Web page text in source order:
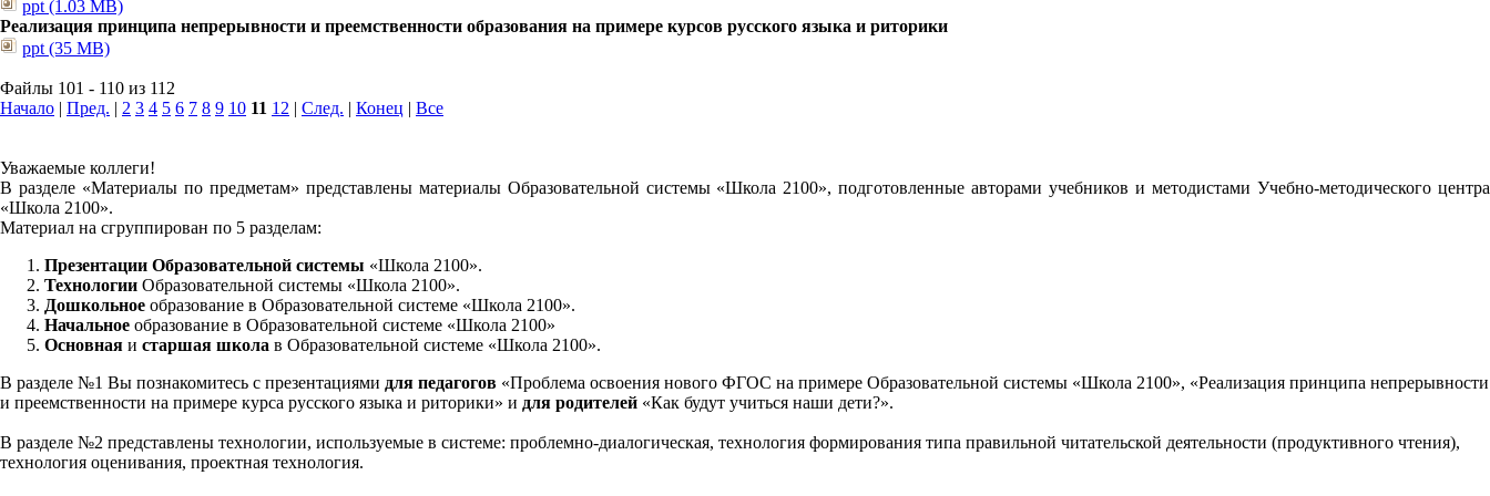
ppt (1.03 MB)
Реализация принципа непрерывности и преемственности образования на примере курсов русского языка и риторики
ppt (35 MB)
Файлы 101 - 110 из 112
Начало | Пред. | 2 3 4 5 6 7 8 9 10 11 12 | След. | Конец | Все
Уважаемые коллеги!
В разделе «Материалы по предметам» представлены материалы Образовательной системы «Школа 2100», подготовленные авторами учебников и методистами Учебно-методического центра
«Школа 2100».
Материал на сгруппирован по 5 разделам:
Презентации Образовательной системы «Школа 2100».
Технологии Образовательной системы «Школа 2100».
Дошкольное образование в Образовательной системе «Школа 2100».
Начальное образование в Образовательной системе «Школа 2100»
Основная и старшая школа в Образовательной системе «Школа 2100».
В разделе №1 Вы познакомитесь с презентациями для педагогов «Проблема освоения нового ФГОС на примере Образовательной системы «Школа 2100», «Реализация принципа непрерывности
и преемственности на примере курса русского языка и риторики» и для родителей «Как будут учиться наши дети?».
В разделе №2 представлены технологии, используемые в системе: проблемно-диалогическая, технология формирования типа правильной читательской деятельности (продуктивного чтения),
технология оценивания, проектная технология.